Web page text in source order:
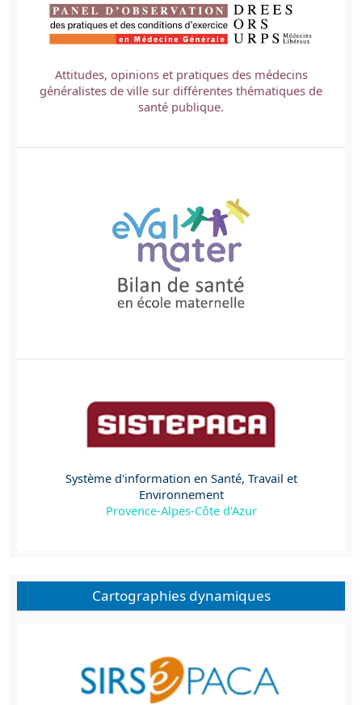
Attitudes, opinions et pratiques des médecins
généralistes de ville sur différentes thématiques de
santé publique.
Système d'information en Santé, Travail et
Environnement
Provence-Alpes-Côte d'Azur
Cartographies dynamiques